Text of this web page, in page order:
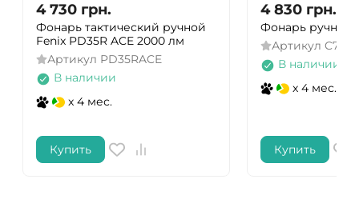
4 730 грн.
Фонарь тактический ручной
Fenix PD35R ACE 2000 лм
Артикул PD35RACE
В наличии
x 4 мес.
Купить
4 830 грн.
Фонарь ручной
Артикул C7Pro
В наличии
x 4 мес.
Купить